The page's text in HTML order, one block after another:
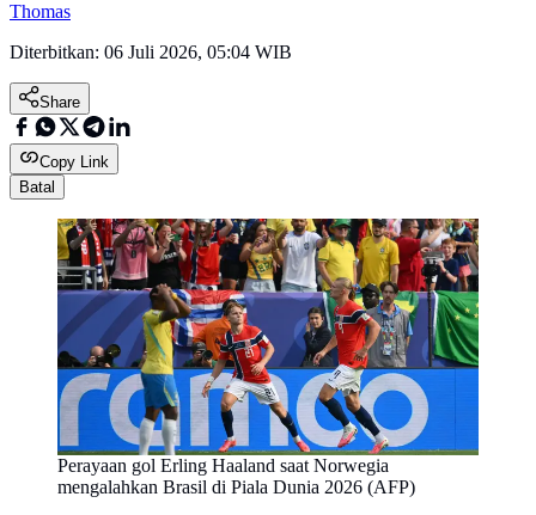
Thomas
Diterbitkan: 06 Juli 2026, 05:04 WIB
Share
Copy Link
Batal
Perayaan gol Erling Haaland saat Norwegia
mengalahkan Brasil di Piala Dunia 2026 (AFP)